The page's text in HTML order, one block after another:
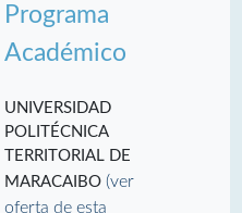
Programa
Académico
UNIVERSIDAD
POLITÉCNICA
TERRITORIAL DE
MARACAIBO(ver
oferta de esta